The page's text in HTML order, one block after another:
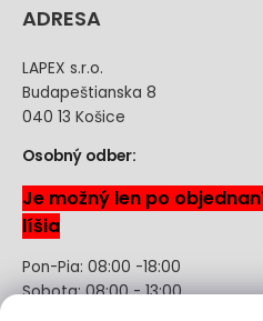
ADRESA
LAPEX s.r.o.
Budapeštianska 8
040 13 Košice
Osobný odber:
Je možný len po
líšia
Pon-Pia: 08:00 -18:00
Sobota: 08:00 - 13:00